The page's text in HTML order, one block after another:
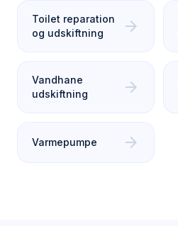
Toilet reparation
og udskiftning
arrow_forward
Vandhane
udskiftning
arrow_forward
Varmepumpe arrow_forward